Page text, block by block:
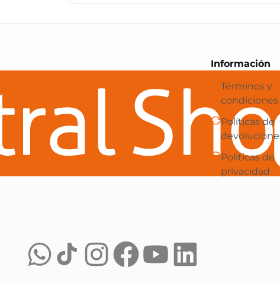
Central Shop es tu e-commerce en
Información
Términos y
condiciones
Políticas de
Politicas de
privacidad